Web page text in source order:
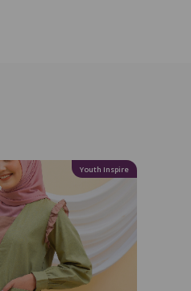
Youth Inspire